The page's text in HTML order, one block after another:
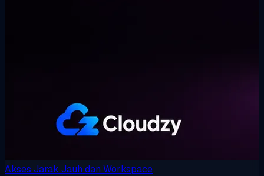
Akses Jarak Jauh dan Workspace